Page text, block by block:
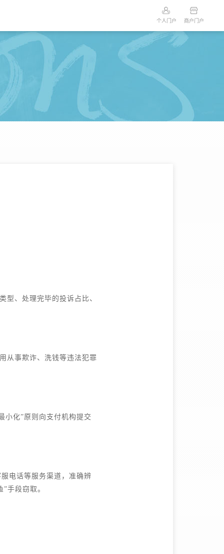
个人门户 商户门户
型、处理完毕的投诉占比、
从事欺诈、洗钱等违法犯罪
小化”原则向支付机构提交
电话等服务渠道，准确辨
手段窃取。